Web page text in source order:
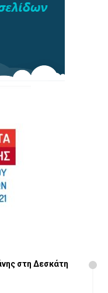
στη Δεσκάτη